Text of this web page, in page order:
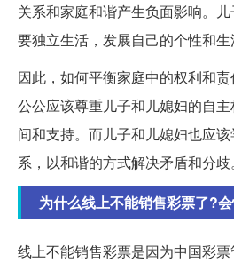
关系和家庭和谐产生负面影响。
要独立生活，发展自己的个性和生
因此，如何平衡家庭中的权利和责
公公应该尊重儿子和儿媳妇的自
间和支持。而儿子和儿媳妇也应
系，以和谐的方式解决矛盾和分歧。
为什么线上不能销售彩票了?
线上不能销售彩票是因为中国彩